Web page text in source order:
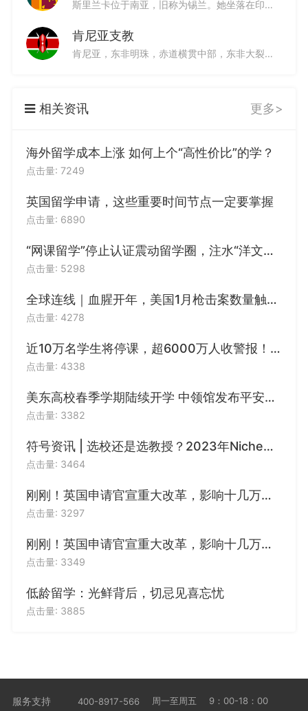
5篇文书
7篇文书
12篇文书 3篇文书 5篇文书
3篇文书 3篇文书
斯里兰卡位于南亚，旧称为锡兰。她坐落在印度洋上，位于印度东南部，接近赤道，终年如夏，是个热带岛国。斯里兰卡形如水滴，被誉为“上帝的眼泪”和“印度洋上的珍珠”。她历史悠久、底蕴丰厚、“地小物博”--世界八大遗产、迷人的海滨、神秘的宗教、丰富的动植物资源、好客的人民、低廉的物价、独特的异域文化等。此外，斯里兰卡的宝石和红茶更是享誉世界。
肯尼亚支教
肯尼亚，东非明珠，赤道横贯中部，东非大裂谷纵贯南北。复杂的地形赋予了他多姿多彩的地貌景观和丰富多样的物种。辽阔、巨大、色调丰富的“风景调色板”，让肯尼亚成为一个令人流连忘返的国家。
相关资讯 更多>
海外留学成本上涨 如何上个“高性价比”的学？
点击量: 7249
英国留学申请，这些重要时间节点一定要掌握
点击量: 6890
“网课留学”停止认证震动留学圈，注水“洋文凭”面临大清洗？
点击量: 5298
全球连线｜血腥开年，美国1月枪击案数量触目惊心
点击量: 4278
近10万名学生将停课，超6000万人收警报！美国又一州进入紧急状态
点击量: 4338
美东高校春季学期陆续开学 中领馆发布平安留学提醒
点击量: 3382
符号资讯 | 选校还是选教授？2023年Niche美国最佳大学/全美教授最佳大学排名发布！
点击量: 3464
刚刚！英国申请官宣重大改革，影响十几万留学生
点击量: 3297
刚刚！英国申请官宣重大改革，影响十几万留学生
点击量: 3349
低龄留学：光鲜背后，切忌见喜忘忧
点击量: 3885
服务支持 400-8917-566 周一至周五 9：00-18：00